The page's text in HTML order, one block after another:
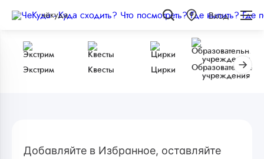
чёкуда Вход
Экстрим Квесты Цирки
Образовательные
учреждения
Добавляйте в Избранное, оставляйте